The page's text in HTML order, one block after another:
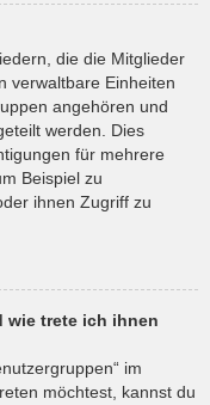
die die Mitglieder
verwaltbare Einheiten
angehören und
werden. Dies
für mehrere
Beispiel zu
ihnen Zugriff zu
wie trete ich ihnen
im
möchtest, kannst du